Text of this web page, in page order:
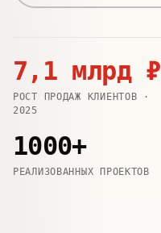
7,1 млрд ₽
РОСТ ПРОДАЖ КЛИЕНТОВ ·
2025
1000+
РЕАЛИЗОВАННЫХ ПРОЕКТОВ